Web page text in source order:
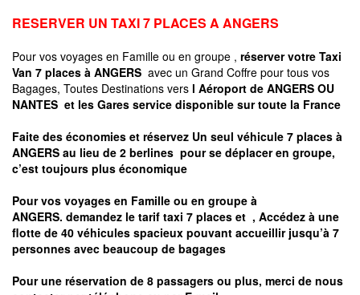
RESERVER UN TAXI 7 PLACES A ANGERS
Pour vos voyages en Famille ou en groupe , réserver votre Taxi
Van 7 places à ANGERS avec un Grand Coffre pour tous vos
Bagages, Toutes Destinations vers l Aéroport de ANGERS OU
NANTES et les Gares service disponible sur toute la France
Faite des économies et réservez Un seul véhicule 7 places à
ANGERS au lieu de 2 berlines pour se déplacer en groupe,
c’est toujours plus économique
Pour vos voyages en Famille ou en groupe à
ANGERS. demandez le tarif taxi 7 places et , Accédez à une
flotte de 40 véhicules spacieux pouvant accueillir jusqu’à 7
personnes avec beaucoup de bagages
Pour une réservation de 8 passagers ou plus, merci de nous